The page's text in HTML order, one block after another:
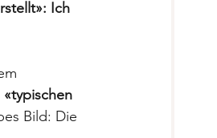
Ich
Bild: Die